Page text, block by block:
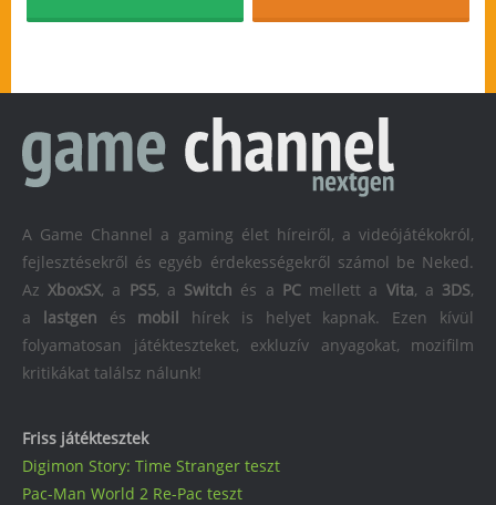
Friss játéktesztek
Digimon Story: Time Stranger teszt
Pac-Man World 2 Re-Pac teszt
A Game Channel a gaming élet híreiről, a videójátékokról,
fejlesztésekről és egyéb érdekességekről számol be Neked.
AzXboxSX, a PS5, a Switch és a PCmellett a Vita, a 3DS,
a lastgen és mobil hírek is helyet kapnak. Ezen kívül
folyamatosan játékteszteket, exkluzív anyagokat, mozifilm
kritikákat találsz nálunk!